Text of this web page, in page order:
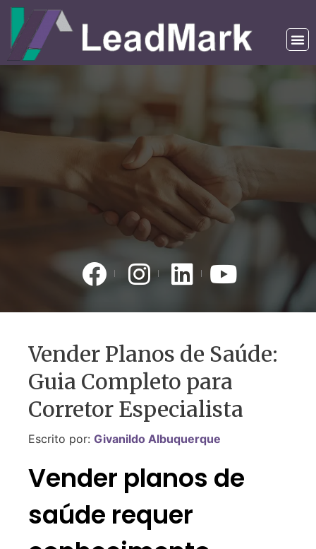
Vender Planos de Saúde:
Guia Completo para
Corretor Especialista
Escrito por: Givanildo Albuquerque
Vender planos de
saúde requer